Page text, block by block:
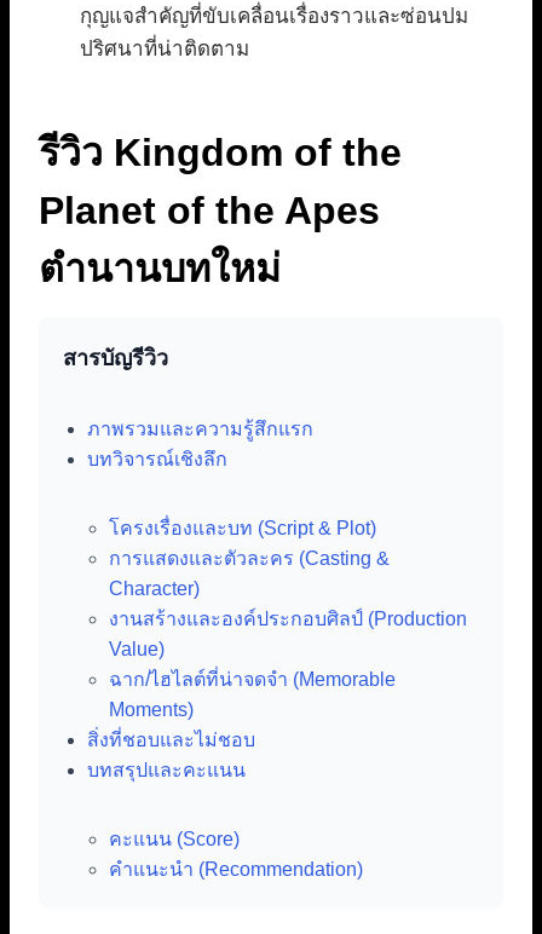
กุญแจสำคัญที่ขับเคลื่อนเรื่องราวและซ่อนปม
ปริศนาที่น่าติดตาม
รีวิว Kingdom of the
Planet of the Apes
ตำนานบทใหม่
สารบัญรีวิว
ภาพรวมและความรู้สึกแรก
บทวิจารณ์เชิงลึก
โครงเรื่องและบท (Script & Plot)
การแสดงและตัวละคร (Casting &
Character)
งานสร้างและองค์ประกอบศิลป์ (Production
Value)
ฉาก/ไฮไลต์ที่น่าจดจำ (Memorable
Moments)
สิ่งที่ชอบและไม่ชอบ
บทสรุปและคะแนน
คะแนน (Score)
คำแนะนำ (Recommendation)